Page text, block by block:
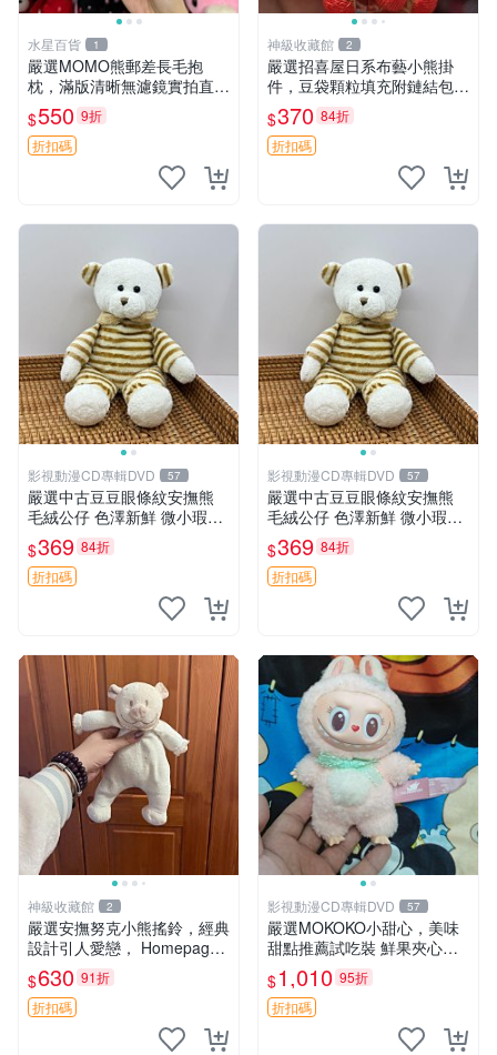
水星百貨 1
嚴選MOMO熊郵差長毛抱
枕，滿版清晰無濾鏡實拍直
銷。每周新品到貨，不容錯
過！ 郵差熊 長毛 抱枕
$550 9折
折扣碼
神級收藏館 2
嚴選招喜屋日系布藝小熊掛
件，豆袋顆粒填充附鏈結包與
鑰匙叢聚毛絨公仔 和風小熊
毛絨公仔 豆袋掛件
$370 84折
折扣碼
影視動漫CD專輯DVD 57
嚴選中古豆豆眼條紋安撫熊
毛絨公仔 色澤新鮮 微小瑕疵
可收藏 中古 安撫熊 條紋公仔
$369 84折
折扣碼
影視動漫CD專輯DVD 57
嚴選中古豆豆眼條紋安撫熊
毛絨公仔 色澤新鮮 微小瑕疵
可收藏 中古 安撫熊 條紋公仔
$369 84折
折扣碼
神級收藏館 2
嚴選安撫努克小熊搖鈴，經典
設計引人愛戀， Homepage
滿60元包運，不滿補差價！
安撫努克 小熊搖鈴 雙手搖動
$630 91折
折扣碼
影視動漫CD專輯DVD 57
嚴選MOKOKO小甜心，美味
甜點推薦試吃裝 鮮果夾心糖
果，甜蜜滋味享不停 薄荷草
莓 奶油心 60粒 mini小甜心糖
果，水果味夾心零食裝 心形
$1,010 95折
折扣碼